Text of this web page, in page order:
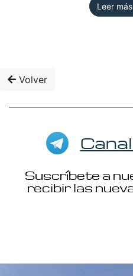
Leer
Volver
Suscríbete a
recibir las